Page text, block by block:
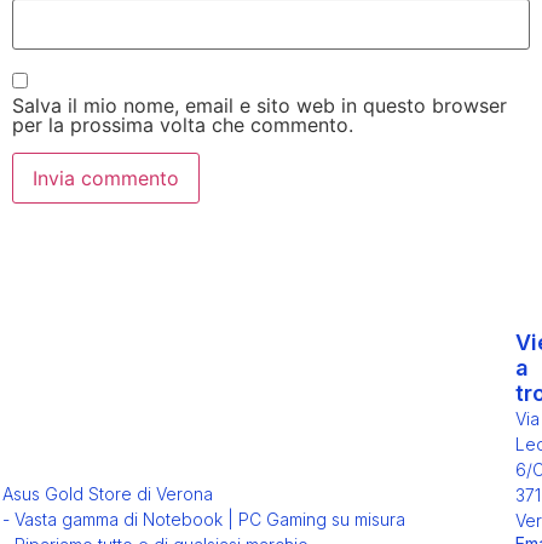
Salva il mio nome, email e sito web in questo browser
per la prossima volta che commento.
Asus Gold Store di Verona
- Vasta gamma di Notebook | PC Gaming su misura
a
Via
6/